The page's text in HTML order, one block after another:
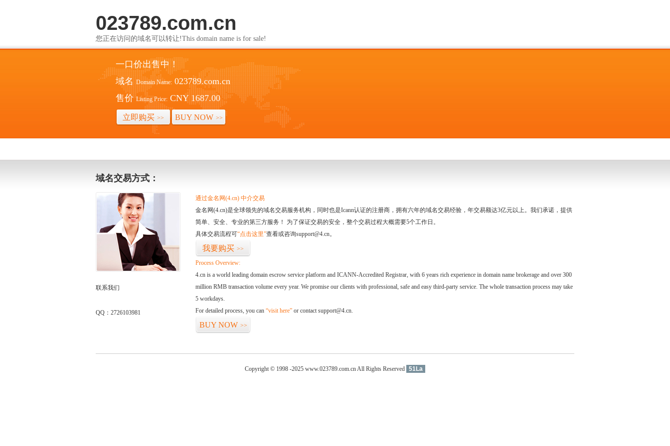
023789.com.cn
您正在访问的域名可以转让!This domain name is for sale!
一口价出售中！
域名 Domain Name: 023789.com.cn
售价 Listing Price: CNY 1687.00
立即购买 >> BUY NOW >>
域名交易方式：
联系我们
QQ：2726103981
通过金名网(4.cn) 中介交易
金名网(4.cn)是全球领先的域名交易服务机构，同时也是Icann认证的注册商，拥有六年的域名交易经验，年交易额达3亿元以上。我们承诺，提供
简单、安全、专业的第三方服务！ 为了保证交易的安全，整个交易过程大概需要5个工作日。
具体交易流程可“点击这里”查看或咨询support@4.cn。
我要购买 >>
Process Overview:
4.cn is a world leading domain escrow service platform and ICANN-Accredited Registrar, with 6 years rich experience in domain name brokerage and over 300
million RMB transaction volume every year. We promise our clients with professional, safe and easy third-party service. The whole transaction process may take
5 workdays.
For detailed process, you can “visit here” or contact support@4.cn.
BUY NOW >>
Copyright © 1998 -2025 www.023789.com.cn All Rights Reserved 51La